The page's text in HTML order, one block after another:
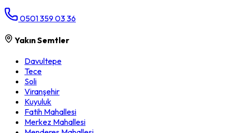
0501 359 03 36
Yakın Semtler
Davultepe
Tece
Soli
Viranşehir
Kuyuluk
Fatih Mahallesi
Merkez Mahallesi